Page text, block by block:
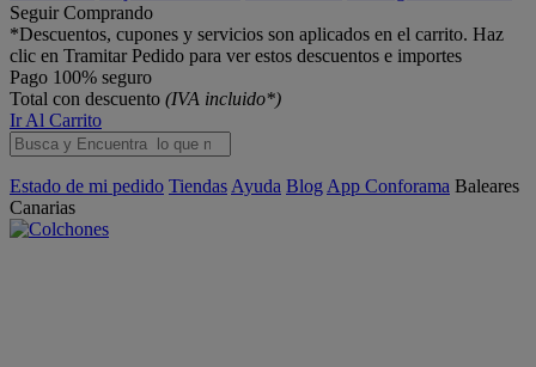
Seguir Comprando
*Descuentos, cupones y servicios son aplicados en el carrito. Haz
clic en Tramitar Pedido para ver estos descuentos e importes
Pago 100% seguro
Total con descuento (IVA incluido*)
Ir Al Carrito
Estado de mi pedido Tiendas Ayuda Blog App Conforama Baleares
Canarias